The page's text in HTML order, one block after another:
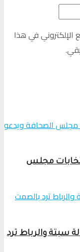
الإلكتروني في هذا
مجلس
سبتة والرباط ترد